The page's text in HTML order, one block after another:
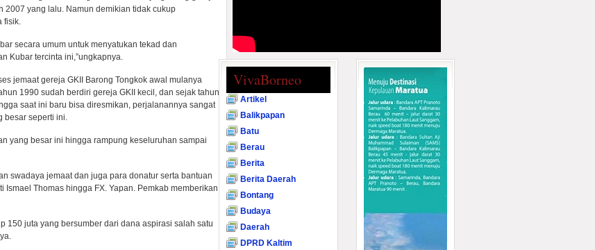
yang lalu. Namun demikian tidak cukup
fisik.
secara umum untuk menyatukan tekad dan
Kubar tercinta ini,”ungkapnya.
jemaat gereja GKII Barong Tongkok awal mulanya
1990 sudah berdiri gereja GKII kecil, dan sejak tahun
saat ini baru bisa diresmikan, perjalanannya sangat
besar seperti ini.
yang besar ini hingga rampung keseluruhan sampai
swadaya jemaat dan juga para donatur serta bantuan
Thomas hingga FX. Yapan. Pemkab memberikan
150 juta yang bersumber dari dana aspirasi salah satu
VivaBorneo
Artikel
Balikpapan
Batu
Berau
Berita
Berita Daerah
Bontang
Budaya
Daerah
DPRD Kaltim